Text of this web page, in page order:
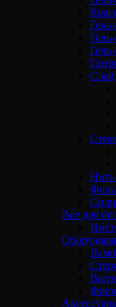
Нить
Все для